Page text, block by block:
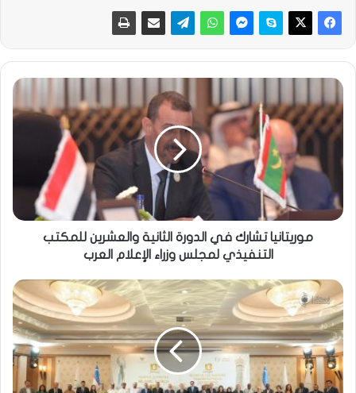
موريتانيا تشارك في الدورة الثانية والعشرين للمكتب
التنفيذي لمجلس وزراء الإعلام العرب